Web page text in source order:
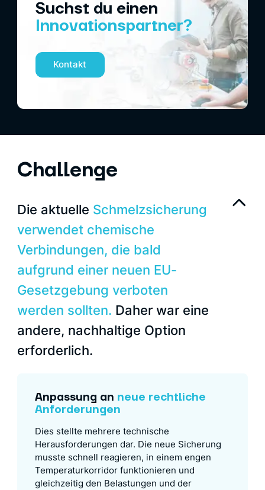
Suchst du einen
‍Innovationspartner?
Kontakt
Challenge
Die aktuelle Schmelzsicherung
verwendet chemische
Verbindungen, die bald
aufgrund einer neuen EU-
Gesetzgebung verboten
werden sollten. Daher war eine
andere, nachhaltige Option
erforderlich.
Anpassung an neue rechtliche
Anforderungen
Dies stellte mehrere technische
Herausforderungen dar. Die neue Sicherung
musste schnell reagieren, in einem engen
Temperaturkorridor funktionieren und
gleichzeitig den Belastungen und der